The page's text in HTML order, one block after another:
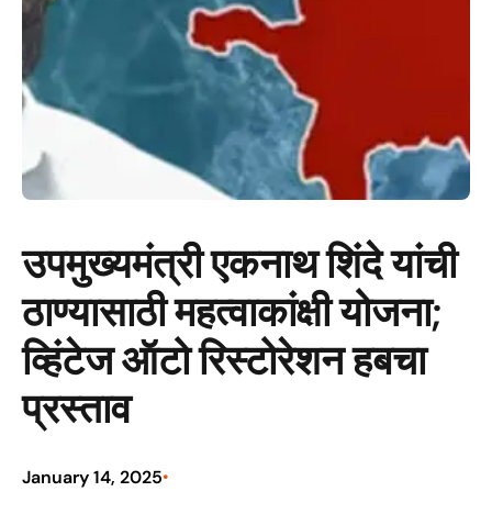
उपमुख्यमंत्री एकनाथ शिंदे यांची
ठाण्यासाठी महत्वाकांक्षी योजना;
व्हिंटेज ऑटो रिस्टोरेशन हबचा
प्रस्ताव
January 14, 2025•